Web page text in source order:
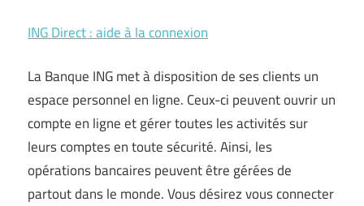
ING Direct : aide à la connexion
La Banque ING met à disposition de ses clients un
espace personnel en ligne. Ceux-ci peuvent ouvrir un
compte en ligne et gérer toutes les activités sur
leurs comptes en toute sécurité. Ainsi, les
opérations bancaires peuvent être gérées de
partout dans le monde. Vous désirez vous connecter